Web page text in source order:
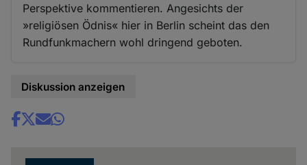
Perspektive kommentieren. Angesichts der
»religiösen Ödnis« hier in Berlin scheint das den
Rundfunkmachern wohl dringend geboten.
Diskussion anzeigen
Share